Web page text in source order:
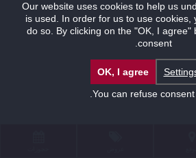
Our website uses cookies to help us
is used. In order for us to use cookies,
do so. By clicking on the "OK, I agree"
consent.
OK, I agree
You can refuse consent
.